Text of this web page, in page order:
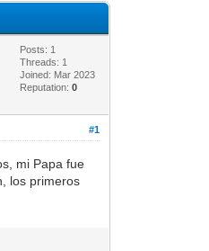
Posts: 1
Threads: 1
Joined: Mar 2023
Reputation:0
#1
mi Papa fue
los primeros